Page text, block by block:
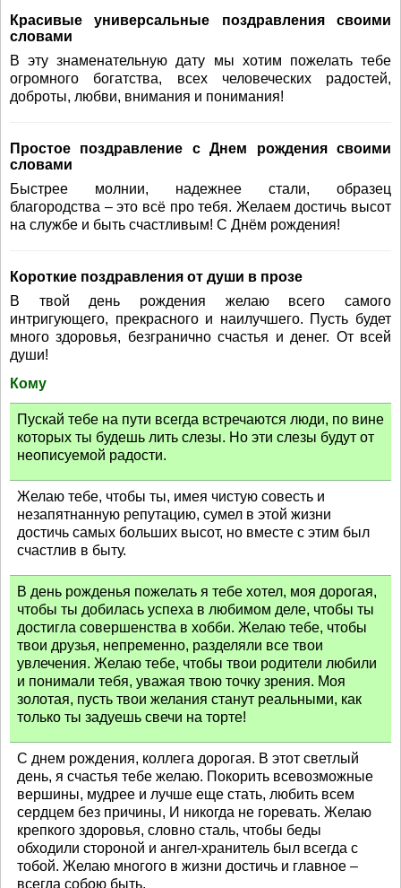
Красивые универсальные поздравления своими
словами
В эту знаменательную дату мы хотим пожелать тебе
огромного богатства, всех человеческих радостей,
доброты, любви, внимания и понимания!
Простое поздравление с Днем рождения своими
словами
Быстрее молнии, надежнее стали, образец
благородства – это всё про тебя. Желаем достичь высот
на службе и быть счастливым! С Днём рождения!
Короткие поздравления от души в прозе
В твой день рождения желаю всего самого
интригующего, прекрасного и наилучшего. Пусть будет
много здоровья, безгранично счастья и денег. От всей
души!
Кому
Пускай тебе на пути всегда встречаются люди, по вине
которых ты будешь лить слезы. Но эти слезы будут от
неописуемой радости.
Желаю тебе, чтобы ты, имея чистую совесть и
незапятнанную репутацию, сумел в этой жизни
достичь самых больших высот, но вместе с этим был
счастлив в быту.
В день рожденья пожелать я тебе хотел, моя дорогая,
чтобы ты добилась успеха в любимом деле, чтобы ты
достигла совершенства в хобби. Желаю тебе, чтобы
твои друзья, непременно, разделяли все твои
увлечения. Желаю тебе, чтобы твои родители любили
и понимали тебя, уважая твою точку зрения. Моя
золотая, пусть твои желания станут реальными, как
только ты задуешь свечи на торте!
С днем рождения, коллега дорогая. В этот светлый
день, я счастья тебе желаю. Покорить всевозможные
вершины, мудрее и лучше еще стать, любить всем
сердцем без причины, И никогда не горевать. Желаю
крепкого здоровья, словно сталь, чтобы беды
обходили стороной и ангел-хранитель был всегда с
тобой. Желаю многого в жизни достичь и главное –
всегда собою быть.